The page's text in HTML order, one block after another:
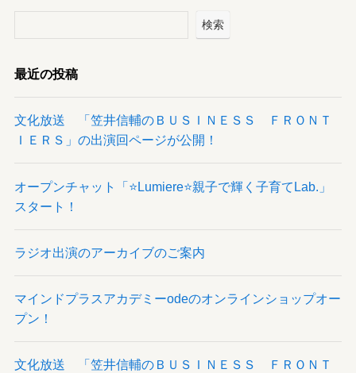
検索
最近の投稿
文化放送 「笠井信輔のＢＵＳＩＮＥＳＳ ＦＲＯＮＴ
ＩＥＲＳ」の出演回ページが公開！
オープンチャット「⭐️Lumiere⭐️親子で輝く子育てLab.」
スタート！
ラジオ出演のアーカイブのご案内
マインドプラスアカデミーodeのオンラインショップオー
プン！
文化放送 「笠井信輔のＢＵＳＩＮＥＳＳ ＦＲＯＮＴ